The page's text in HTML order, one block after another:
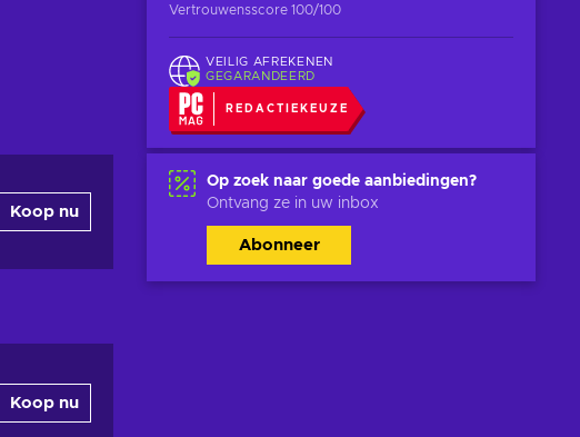
Vertrouwensscore 100/100
VEILIG AFREKENEN
GEGARANDEERD
REDACTIEKEUZE
Op zoek naar goede aanbiedingen?
Ontvang ze in uw inbox
Abonneer
Koop nu
Koop nu